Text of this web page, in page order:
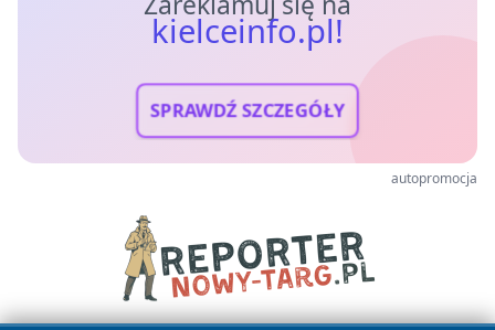
kielceinfo.pl!
SPRAWDŹ SZCZEGÓŁY
autopromocja